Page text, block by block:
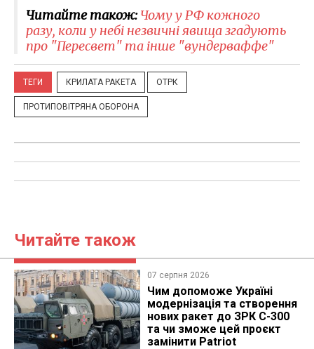
Читайте також:Чому у РФ кожного
разу, коли у небі незвичні явища згадують
про "Пересвет" та інше "вундерваффе"
ТЕГИ КРИЛАТА РАКЕТА ОТРК
ПРОТИПОВІТРЯНА ОБОРОНА
Читайте також
07 серпня 2026
Чим допоможе Україні
модернізація та створення
нових ракет до ЗРК С-300
та чи зможе цей проєкт
замінити Patriot